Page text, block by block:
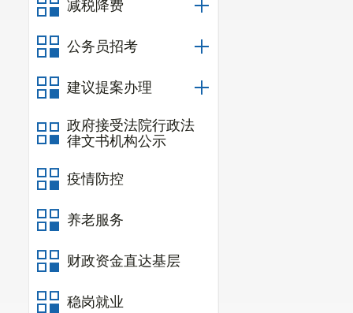
减税降费
公务员招考
建议提案办理
政府接受法院行政法
律文书机构公示
疫情防控
养老服务
财政资金直达基层
稳岗就业